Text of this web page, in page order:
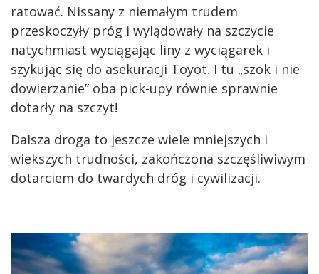
ratować. Nissany z niemałym trudem
przeskoczyły próg i wylądowały na szczycie
natychmiast wyciągając liny z wyciągarek i
szykując się do asekuracji Toyot. I tu „szok i nie
dowierzanie” oba pick-upy równie sprawnie
dotarły na szczyt!
Dalsza droga to jeszcze wiele mniejszych i
wiekszych trudności, zakończona szczęśliwiwym
dotarciem do twardych dróg i cywilizacji.